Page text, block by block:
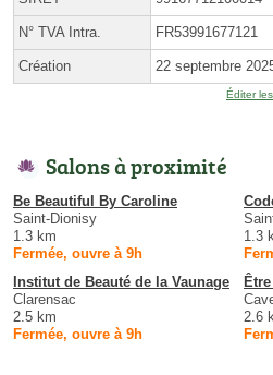
N° TVA Intra. FR53991677121
Création 22 septembre
Éditer
Salons à proximité
Be Beautiful By Caroline
Saint-Dionisy
1.3 km
Fermée, ouvre à 9h
1.3
Institut de Beauté de la Vaunage
Clarensac
2.5 km
Fermée, ouvre à 9h
2.6